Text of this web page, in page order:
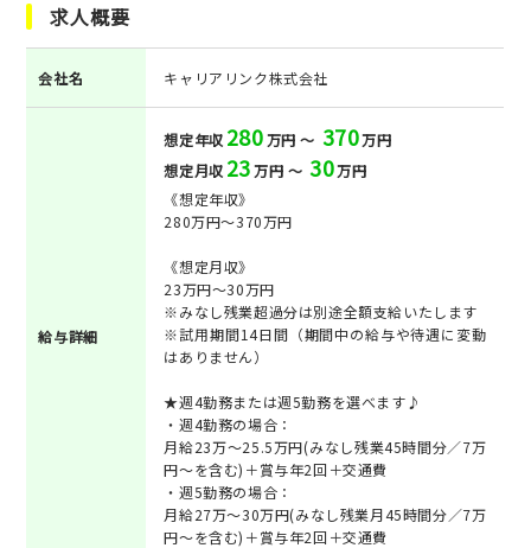
求人概要
会社名 キャリアリンク株式会社
給与詳細
想定年収 280万円 ～ 370万円
想定月収 23万円 ～ 30万円
《想定年収》
280万円～370万円
《想定月収》
23万円～30万円
※みなし残業超過分は別途全額支給いたします
※試用期間14日間（期間中の給与や待遇に変動
はありません）
★週4勤務または週5勤務を選べます♪
・週4勤務の場合：
月給23万～25.5万円(みなし残業45時間分／7万
円～を含む)＋賞与年2回＋交通費
・週5勤務の場合：
月給27万～30万円(みなし残業月45時間分／7万
円～を含む)＋賞与年2回＋交通費